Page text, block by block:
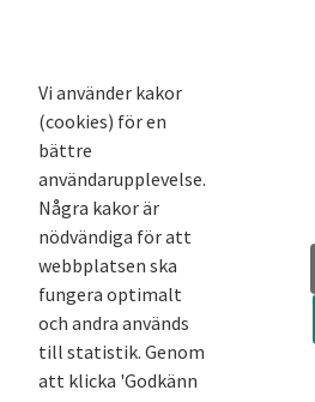
Nyhetsbrev
Andra webbplatser
Arkivsök
Fornsök
Fornreg
Bebyggelseregistret
Runor
Kringla
Vi använder kakor
(cookies) för en
bättre
användarupplevelse.
Några kakor är
nödvändiga för att
webbplatsen ska
fungera optimalt
och andra används
till statistik. Genom
att klicka 'Godkänn